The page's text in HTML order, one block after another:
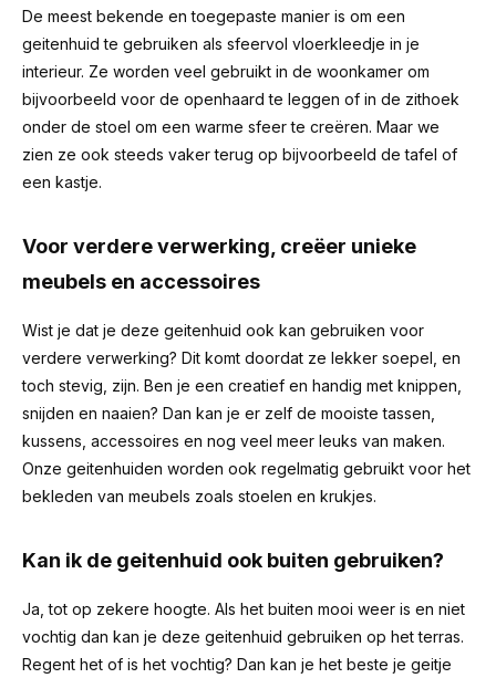
De meest bekende en toegepaste manier is om een
geitenhuid te gebruiken als sfeervol vloerkleedje in je
interieur. Ze worden veel gebruikt in de woonkamer om
bijvoorbeeld voor de openhaard te leggen of in de zithoek
onder de stoel om een warme sfeer te creëren. Maar we
zien ze ook steeds vaker terug op bijvoorbeeld de tafel of
een kastje.
Voor verdere verwerking, creëer unieke
meubels en accessoires
Wist je dat je deze geitenhuid ook kan gebruiken voor
verdere verwerking? Dit komt doordat ze lekker soepel, en
toch stevig, zijn. Ben je een creatief en handig met knippen,
snijden en naaien? Dan kan je er zelf de mooiste tassen,
kussens, accessoires en nog veel meer leuks van maken.
Onze geitenhuiden worden ook regelmatig gebruikt voor het
bekleden van meubels zoals stoelen en krukjes.
Kan ik de geitenhuid ook buiten gebruiken?
Ja, tot op zekere hoogte. Als het buiten mooi weer is en niet
vochtig dan kan je deze geitenhuid gebruiken op het terras.
Regent het of is het vochtig? Dan kan je het beste je geitje